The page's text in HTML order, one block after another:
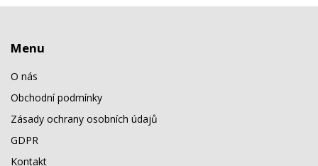
Menu
O nás
Obchodní podmínky
Zásady ochrany osobních údajů
GDPR
Kontakt